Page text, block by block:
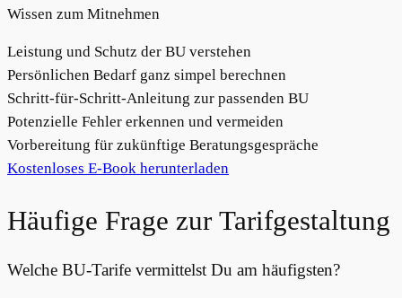
Wissen zum Mitnehmen
Leistung und Schutz der BU verstehen
Persönlichen Bedarf ganz simpel berechnen
Schritt-für-Schritt-Anleitung zur passenden BU
Potenzielle Fehler erkennen und vermeiden
Vorbereitung für zukünftige Beratungsgespräche
Kostenloses E-Book herunterladen
Häufige Frage zur Tarifgestaltung
Welche BU-Tarife vermittelst Du am häufigsten?